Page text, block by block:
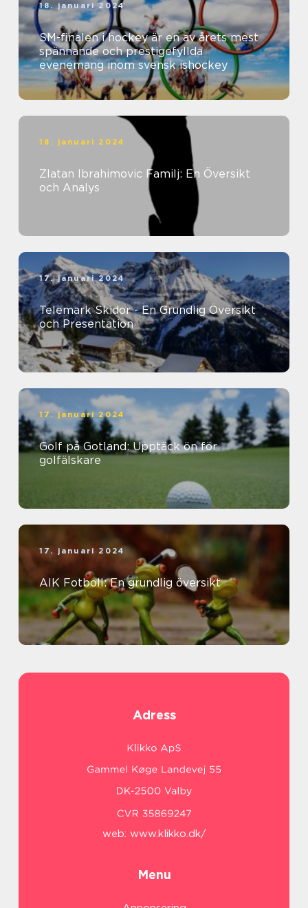
18. januari 2024
SM-finalen i hockey är en av årets mest
spännande och prestigefyllda
evenemang inom svensk ishockey
18. januari 2024
Zlatan Ibrahimovic Familj: En Översikt
och Analys
17. januari 2024
Telemark Skidor - En Grundlig Översikt
och Presentation
17. januari 2024
Golf på Gotland: Upptäck ön för
golfälskare
17. januari 2024
AIK Fotboll: En grundlig översikt
Adress
web: www.klikko.dk/
Menu